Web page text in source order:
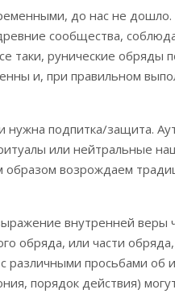
до нас не
сообщества,
таки, рунические обряды
и, при правильном
подпитка/защита.
или нейтральные
возрождаем
внутренней веры
обряда, или части
просьбами об
порядок действия)